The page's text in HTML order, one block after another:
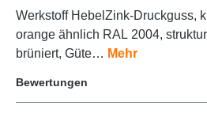
Werkstoff HebelZink-Druckguss,
orange ähnlich RAL 2004,
brüniert, Güte… Mehr
Bewertungen